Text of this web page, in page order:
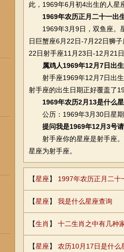
此，1969年6月初4出生的人星
1969年农历正月二十一出
1969年3月9日，双鱼座。星
日巨蟹座6月22日-7月22日狮
22日射手座11月23日-12月21日
属鸡人1969年12月7日出
射手座1969年12月7日出生
射手座的出生日期正好覆盖了
1969年农历2月13是什么
公历：1969年3月30日星期
提问我是1969年12月3号
射手座你的星座是射手座。
星座为射手座。
【星座】 1997年农历正月二十
【星座】 我是什么星座查询
【生肖 】 十二生肖之中有几种
【星座】 农历10月17日是什么